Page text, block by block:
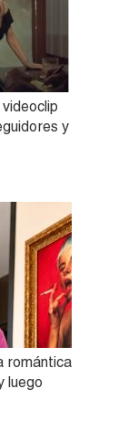
y
romántica
luego